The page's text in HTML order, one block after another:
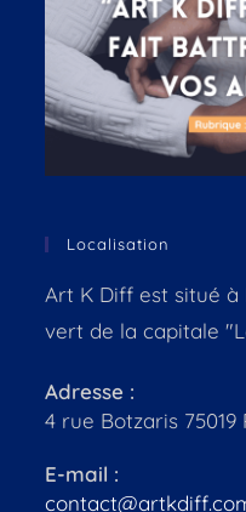
Localisation
Art K Diff est situé à
vert de la capitale
Adresse :
4 rue Botzaris 75019
E-mail :